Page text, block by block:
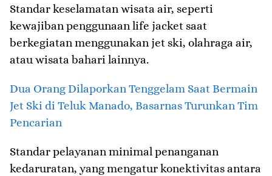
Standar keselamatan wisata air, seperti
kewajiban penggunaan life jacket saat
berkegiatan menggunakan jet ski, olahraga air,
atau wisata bahari lainnya.
Dua Orang Dilaporkan Tenggelam Saat Bermain
Jet Ski di Teluk Manado, Basarnas Turunkan Tim
Pencarian
Standar pelayanan minimal penanganan
kedaruratan, yang mengatur konektivitas antara